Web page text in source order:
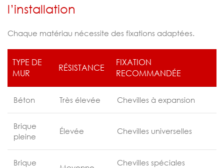
l’installation
Chaque matériau nécessite des fixations adaptées.
TYPE DE
MUR
RÉSISTANCE
FIXATION
RECOMMANDÉE
Béton Très élevée Chevilles à expansion
Brique
pleine
Élevée Chevilles universelles
Brique
Chevilles spéciales